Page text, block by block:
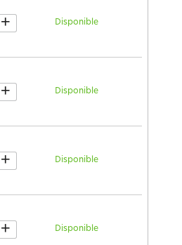
Disponible
+
Disponible
+
Disponible
+
Disponible
+